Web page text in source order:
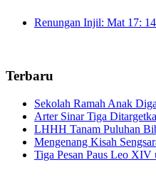
Renungan Injil: Mat 17:
Terbaru
Sekolah Ramah Anak
Arter Sinar Tiga
LHHH Tanam Puluhan
Mengenang Kisah
Tiga Pesan Paus Leo XIV